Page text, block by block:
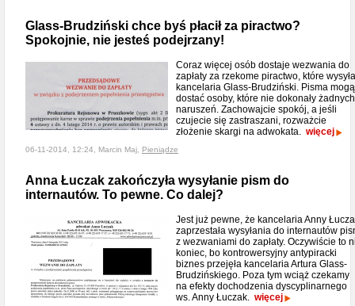
Glass-Brudziński chce byś płacił za piractwo?
Spokojnie, nie jesteś podejrzany!
Coraz więcej osób dostaje wezwania do
zapłaty za rzekome piractwo, które wysyła
kancelaria Glass-Brudziński. Pisma mogą
dostać osoby, które nie dokonały żadnych
naruszeń. Zachowajcie spokój, a jeśli
czujecie się zastraszani, rozważcie
złożenie skargi na adwokata. więcej
06-11-2014, 12:24, Marcin Maj, Pieniądze
Anna Łuczak zakończyła wysyłanie pism do
internautów. To pewne. Co dalej?
Jest już pewne, że kancelaria Anny
zaprzestała wysyłania do internautów
z wezwaniami do zapłaty. Oczywiście to
koniec, bo kontrowersyjny antypiracki
biznes przejęła kancelaria Artura Glass-
Brudzińskiego. Poza tym wciąż czekamy
na efekty dochodzenia dyscyplinarnego
ws. Anny Łuczak. więcej